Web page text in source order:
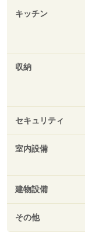
キッチン
収納
セキュリティ
室内設備
建物設備
その他